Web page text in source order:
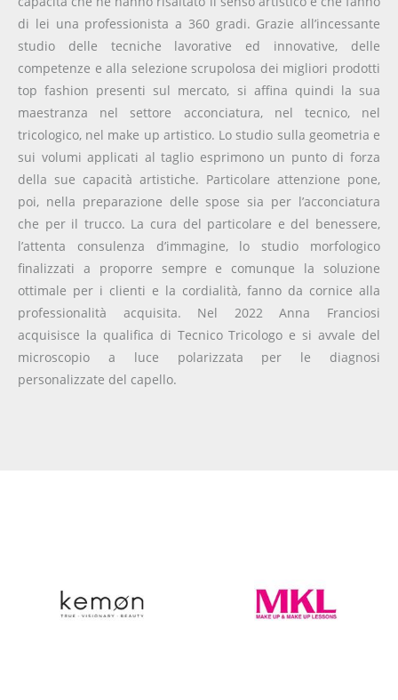
di lei una professionista a 360 gradi. Grazie all’incessante
studio delle tecniche lavorative ed innovative, delle
competenze e alla selezione scrupolosa dei migliori prodotti
top fashion presenti sul mercato, si affina quindi la sua
maestranza nel settore acconciatura, nel tecnico, nel
tricologico, nel make up artistico. Lo studio sulla geometria e
sui volumi applicati al taglio esprimono un punto di forza
della sue capacità artistiche. Particolare attenzione pone,
poi, nella preparazione delle spose sia per l’acconciatura
che per il trucco. La cura del particolare e del benessere,
l’attenta consulenza d’immagine, lo studio morfologico
finalizzati a proporre sempre e comunque la soluzione
ottimale per i clienti e la cordialità, fanno da cornice alla
professionalità acquisita. Nel 2022 Anna Franciosi
acquisisce la qualifica di Tecnico Tricologo e si avvale del
microscopio a luce polarizzata per le diagnosi
personalizzate del capello.